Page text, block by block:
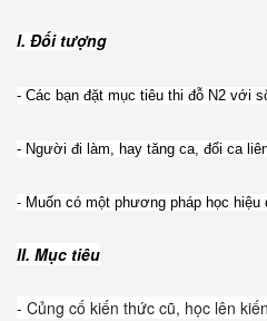
I. Đối tượng
- Các bạn đặt mục tiêu thi đỗ N2 với
- Người đi làm, hay tăng ca, đổi ca
- Muốn có một phương pháp học hiệu
II. Mục tiêu
- Củng cố kiến thức cũ, học lên